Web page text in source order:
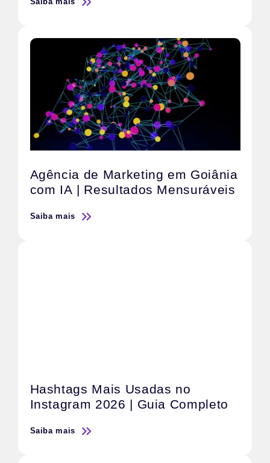
Agência de Marketing em Goiânia
com IA | Resultados Mensuráveis
Saiba mais
Hashtags Mais Usadas no
Instagram 2026 | Guia Completo
Saiba mais